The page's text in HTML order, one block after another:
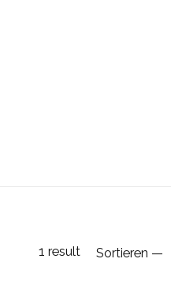
1 result Sortieren —